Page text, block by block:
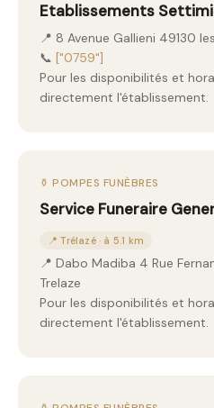
Etablissements
📍 8 Avenue Gallieni 49130
📞 ["0759"]
Pour les disponibilités et
directement l'établissement.
⚱️ POMPES FUNÈBRES
Service Funeraire
📍 Trélazé · à 5.1 km
📍 Dabo Madiba 4 Rue
Trelaze
Pour les disponibilités et
directement l'établissement.